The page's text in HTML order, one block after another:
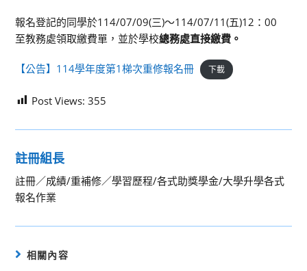
報名登記的同學於114/07/09(三)～114/07/11(五)12：00
至教務處領取繳費單，並於學校總務處直接繳費。
【公告】114學年度第1梯次重修報名冊 下載
Post Views: 355
註冊組長
註冊／成績/重補修／學習歷程/各式助獎學金/大學升學各式
報名作業
相關內容